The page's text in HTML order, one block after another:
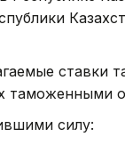
ставки
таможенными
силу: